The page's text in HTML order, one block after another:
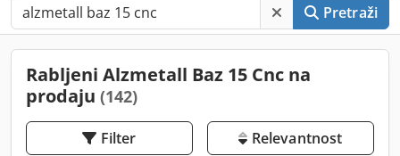
Pretraži
Rabljeni Alzmetall Baz 15 Cnc na
prodaju (142)
Filter Relevantnost